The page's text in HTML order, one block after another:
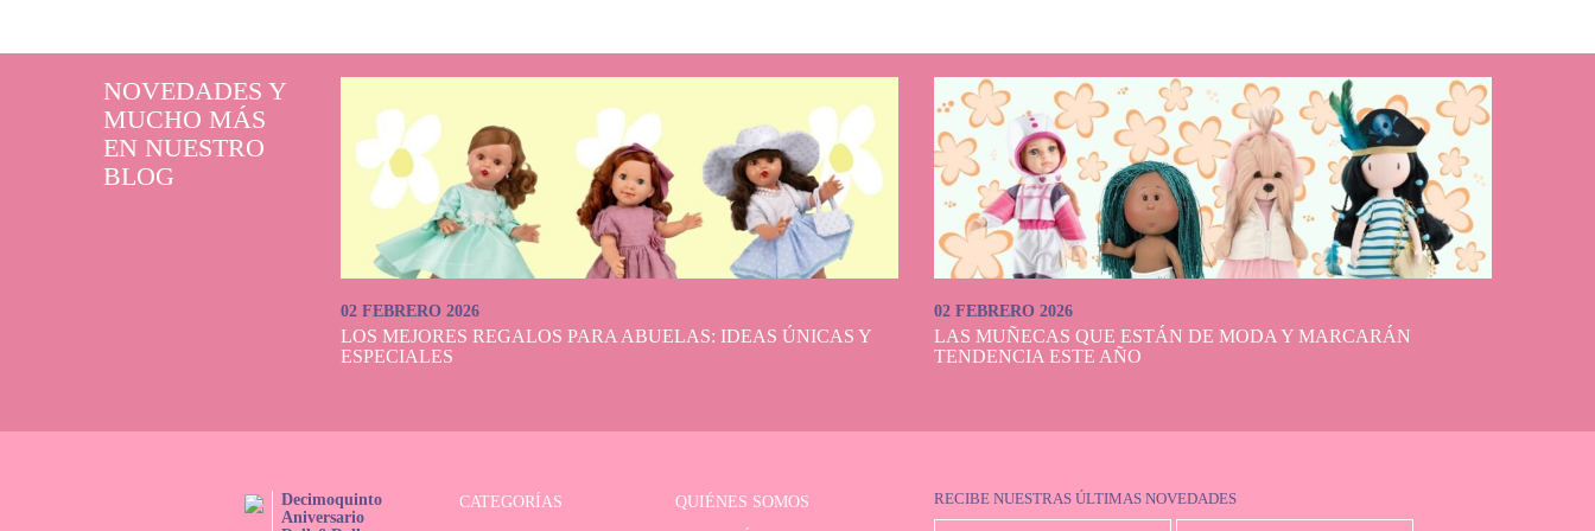
pedidos superiores a 90 €. Además, contamos con un proceso de compra seguro para que solo tengas que
preocuparte de elegir tu favorita.
Explora el catálogo, compara modelos y añade al carrito la muñeca que más te guste. Tu pedido llegará en
perfectas condiciones, listo para disfrutar o para regalar.
NOVEDADES Y
MUCHO MÁS
EN NUESTRO
BLOG
02 FEBRERO 2026
LOS MEJORES REGALOS PARA ABUELAS: IDEAS ÚNICAS Y
ESPECIALES
02 FEBRERO 2026
LAS MUÑECAS QUE ESTÁN DE MODA Y MARCARÁN
TENDENCIA ESTE AÑO
Decimoquinto
Aniversario
CATEGORÍAS
QUIÉNES SOMOS
RECIBE NUESTRAS ÚLTIMAS NOVEDADES